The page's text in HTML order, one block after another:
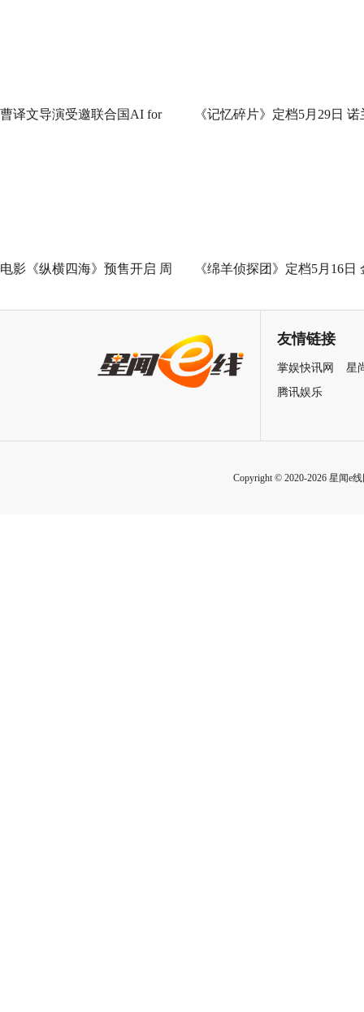
曹译文导演受邀联合国AI for 《记忆碎片》定档5月29日 诺
电影《纵横四海》预售开启 周 《绵羊侦探团》定档5月16日
友情链接
掌娱快讯网
星
腾讯娱乐
Copyright © 2020-2026 星闻e